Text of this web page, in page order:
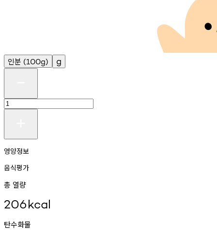
인분 (100g) g
영양정보
음식평가
총 열량
206kcal
탄수화물